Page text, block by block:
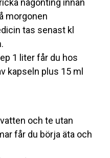
någonting innan
morgonen
tas senast kl
1 liter får du hos
kapseln plus 15 ml
och te utan
får du börja äta och